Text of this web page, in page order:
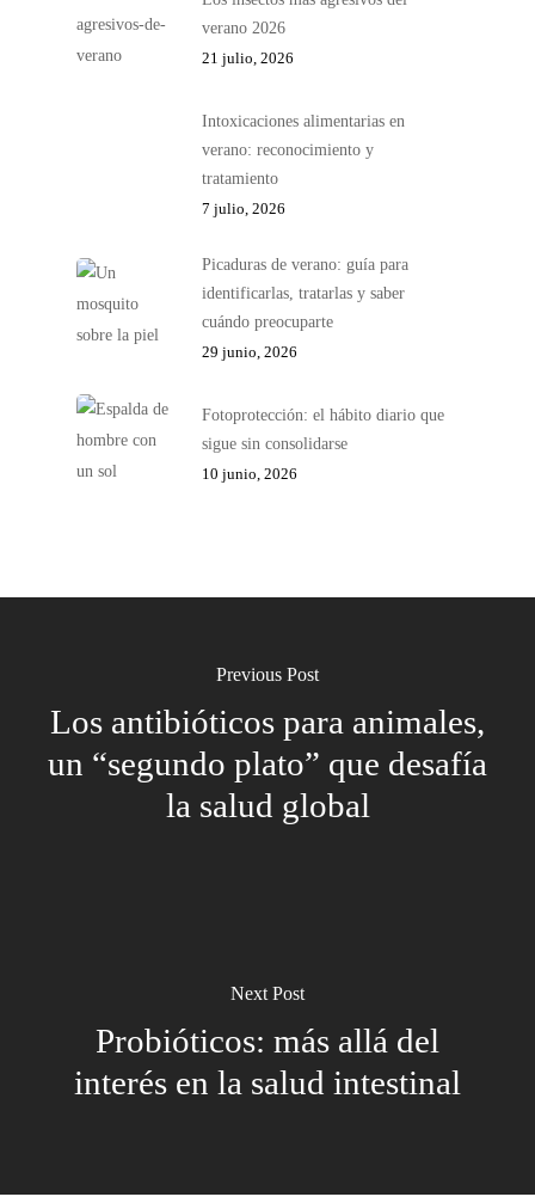
verano 2026
21 julio, 2026
Intoxicaciones alimentarias en
verano: reconocimiento y
tratamiento
7 julio, 2026
Picaduras de verano: guía para
identificarlas, tratarlas y saber
cuándo preocuparte
29 junio, 2026
Fotoprotección: el hábito diario que
sigue sin consolidarse
10 junio, 2026
Previous Post
Los antibióticos para animales,
un “segundo plato” que desafía
la salud global
Next Post
Probióticos: más allá del
interés en la salud intestinal